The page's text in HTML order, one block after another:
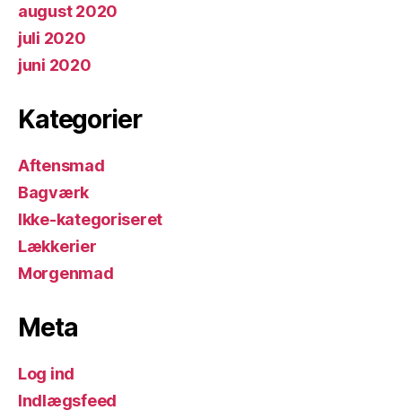
august 2020
juli 2020
juni 2020
Kategorier
Aftensmad
Bagværk
Ikke-kategoriseret
Lækkerier
Morgenmad
Meta
Log ind
Indlægsfeed